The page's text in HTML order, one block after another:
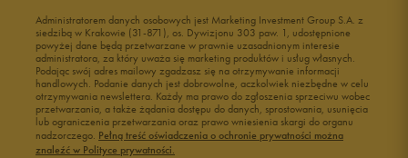
Administratorem danych osobowych jest Marketing Investment Group S.A. z
siedzibą w Krakowie (31-871), os. Dywizjonu 303 paw. 1, udostępnione
powyżej dane będą przetwarzane w prawnie uzasadnionym interesie
administratora, za który uważa się marketing produktów i usług własnych.
Podając swój adres mailowy zgadzasz się na otrzymywanie informacji
handlowych. Podanie danych jest dobrowolne, aczkolwiek niezbędne w celu
otrzymywania newslettera. Każdy ma prawo do zgłoszenia sprzeciwu wobec
przetwarzania, a także żądania dostępu do danych, sprostowania, usunięcia
lub ograniczenia przetwarzania oraz prawo wniesienia skargi do organu
nadzorczego. Pełną treść oświadczenia o ochronie prywatności można
znaleźć w Polityce prywatności.